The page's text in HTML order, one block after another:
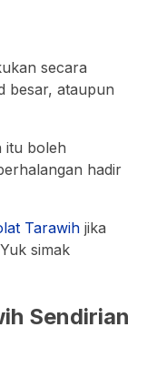
secara
besar, ataupun
itu boleh
hadir
Tarawih jika
simak
Sendirian